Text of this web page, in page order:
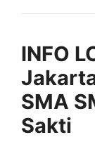
INFO
SMA
Sakti